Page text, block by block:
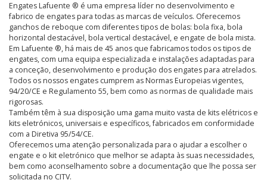
Engates Lafuente ® é uma empresa líder no desenvolvimento e
fabrico de engates para todas as marcas de veículos. Oferecemos
ganchos de reboque com diferentes tipos de bolas: bola fixa, bola
horizontal destacável, bola vertical destacável, e engate de bola mista.
Em Lafuente ®, há mais de 45 anos que fabricamos todos os tipos de
engates, com uma equipa especializada e instalações adaptadas para
a conceção, desenvolvimento e produção dos engates para atrelados.
Todos os nossos engates cumprem as Normas Europeias vigentes,
94/20/CE e Regulamento 55, bem como as normas de qualidade mais
rigorosas.
Também têm à sua disposição uma gama muito vasta de kits elétricos e
kits eletrónicos, universais e específicos, fabricados em conformidade
com a Diretiva 95/54/CE.
Oferecemos uma atenção personalizada para o ajudar a escolher o
engate e o kit eletrónico que melhor se adapta às suas necessidades,
bem como aconselhamento sobre a documentação que lhe possa ser
solicitada no CITV.